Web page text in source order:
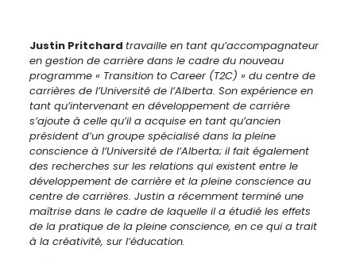
Justin Pritchard travaille en tant qu’accompagnateur
en gestion de carrière dans le cadre du nouveau
programme « Transition to Career (T2C) » du centre de
carrières de l’Université de l’Alberta. Son expérience en
tant qu’intervenant en développement de carrière
s’ajoute à celle qu’il a acquise en tant qu’ancien
président d’un groupe spécialisé dans la pleine
conscience à l’Université de l’Alberta;il fait également
des recherches sur les relations qui existent entre le
développement de carrière et la pleine conscience au
centre de carrières. Justin a récemment terminé une
maîtrise dans le cadre de laquelle il a étudié les effets
de la pratique de la pleine conscience, en ce qui a trait
à la créativité, sur l’éducation.